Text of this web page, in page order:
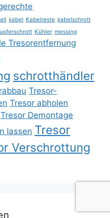
kabel Kabelreste kabelschrott
Kühler messing
Tresorentfernung
schrotthändler
Tresor-
Tresor abholen
Tresor Demontage
lassen Tresor
Verschrottung